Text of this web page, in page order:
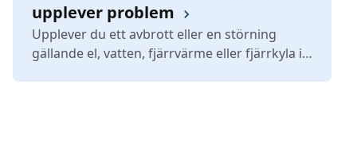
upplever problem
Upplever du ett avbrott eller en störning
gällande el, vatten, fjärrvärme eller fjärrkyla i